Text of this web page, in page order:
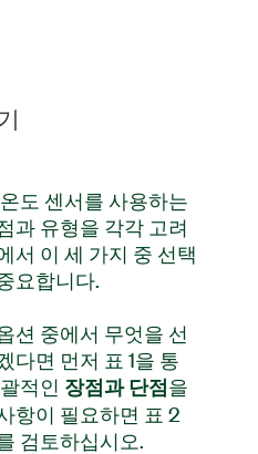
도 센서를 사용하는
과 유형을 각각 고려
서 이 세 가지 중 선택
요합니다.
션 중에서 무엇을 선
다면 먼저 표 1을 통
적인 장점과 단점을
항이 필요하면 표 2
검토하십시오.